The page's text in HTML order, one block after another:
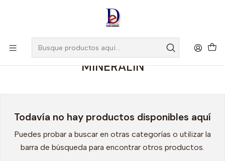
, Si eres nuevo regístrate
MINERALIN
Todavía no hay productos disponibles aquí
Puedes probar a buscar en otras categorías o utilizar la
barra de búsqueda para encontrar otros productos.